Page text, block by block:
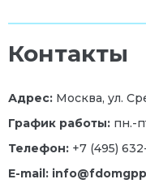
Контакты
Адрес: Москва, ул.
График работы: пн.-
Телефон: +7 (495)
E-mail: